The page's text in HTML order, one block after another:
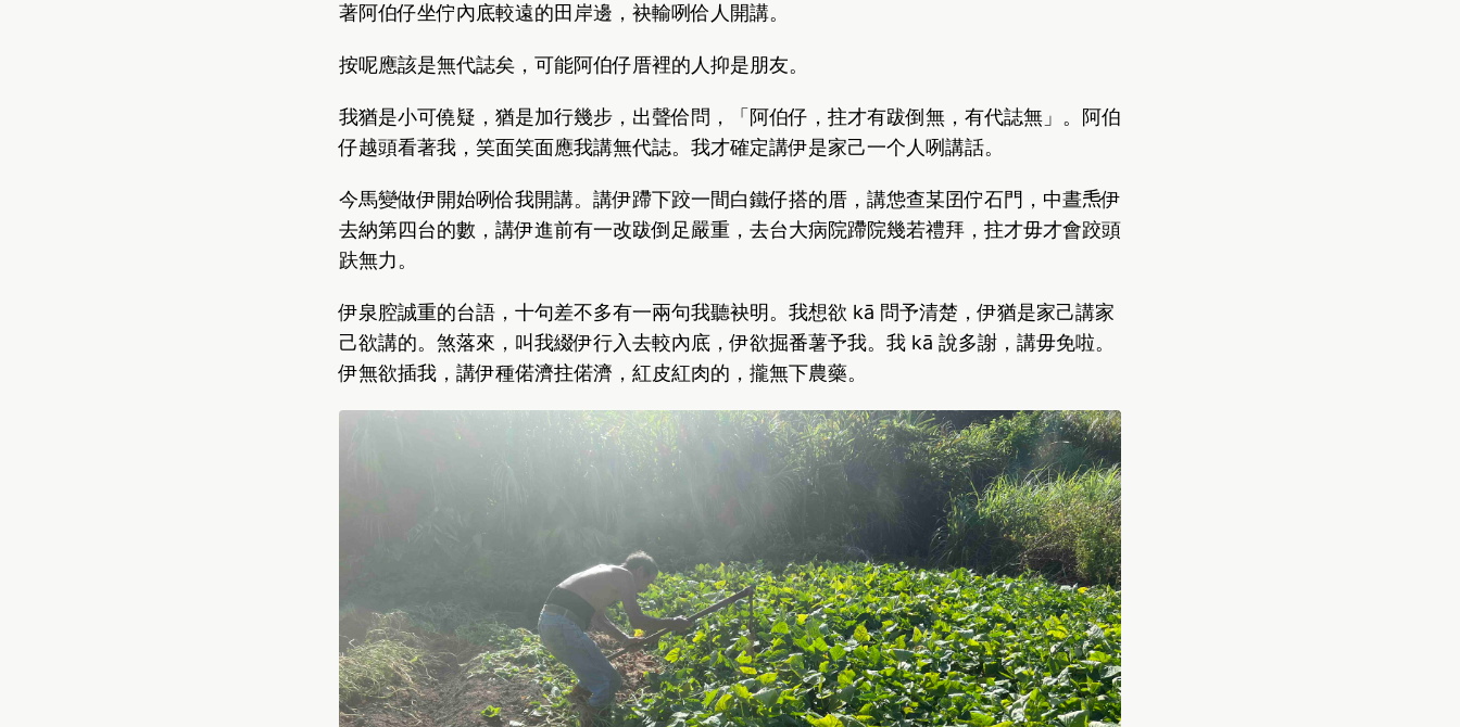
著阿伯仔坐佇內底較遠的田岸邊，袂輸咧佮人開講。
按呢應該是無代誌矣，可能阿伯仔厝裡的人抑是朋友。
我猶是小可僥疑，猶是加行幾步，出聲佮問，「阿伯仔，拄才有跋倒無，有代誌無」。阿伯
仔越頭看著我，笑面笑面應我講無代誌。我才確定講伊是家己一个人咧講話。
今馬變做伊開始咧佮我開講。講伊蹛下跤一間白鐵仔搭的厝，講怹查某囝佇石門，中晝𤆬伊
去納第四台的數，講伊進前有一改跋倒足嚴重，去台大病院蹛院幾若禮拜，拄才毋才會跤頭
趺無力。
伊泉腔誠重的台語，十句差不多有一兩句我聽袂明。我想欲 kā 問予清楚，伊猶是家己講家
己欲講的。煞落來，叫我綴伊行入去較內底，伊欲掘番薯予我。我 kā 說多謝，講毋免啦。
伊無欲插我，講伊種偌濟拄偌濟，紅皮紅肉的，攏無下農藥。